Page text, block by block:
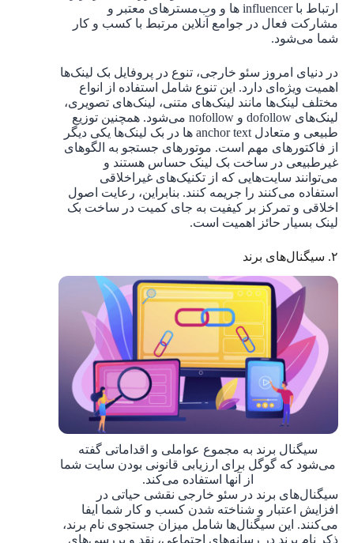
ارتباط با influencer ها و وب‌مسترهای معتبر و
مشارکت فعال در جوامع آنلاین مرتبط با کسب و کار
شما می‌شود.
در دنیای امروز سئو خارجی، تنوع در پروفایل بک لینک‌ها
اهمیت ویژه‌ای دارد. این تنوع شامل استفاده از انواع
مختلف لینک‌ها مانند لینک‌های متنی، لینک‌های تصویری،
لینک‌های dofollow و nofollow می‌شود. همچنین توزیع
طبیعی و متعادل anchor text ها در بک لینک‌ها یکی دیگر
از فاکتورهای مهم است. موتورهای جستجو به الگوهای
غیرطبیعی در ساخت بک لینک حساس هستند و
می‌توانند سایت‌هایی که از تکنیک‌های غیراخلاقی
استفاده می‌کنند را جریمه کنند. بنابراین، رعایت اصول
اخلاقی و تمرکز بر کیفیت به جای کمیت در ساخت بک
لینک بسیار حائز اهمیت است.
۲. سیگنال‌های برند
سیگنال برند به مجموع عواملی و اقداماتی گفته
می‌شود که گوگل برای ارزیابی قانونی بودن سایت شما
از آنها استفاده می‌کند.
سیگنال‌های برند در سئو خارجی نقشی حیاتی در
افزایش اعتبار و شناخته شدن کسب و کار شما ایفا
می‌کنند. این سیگنال‌ها شامل میزان جستجوی نام برند،
ذکر نام برند در رسانه‌های اجتماعی، نقد و بررسی‌های